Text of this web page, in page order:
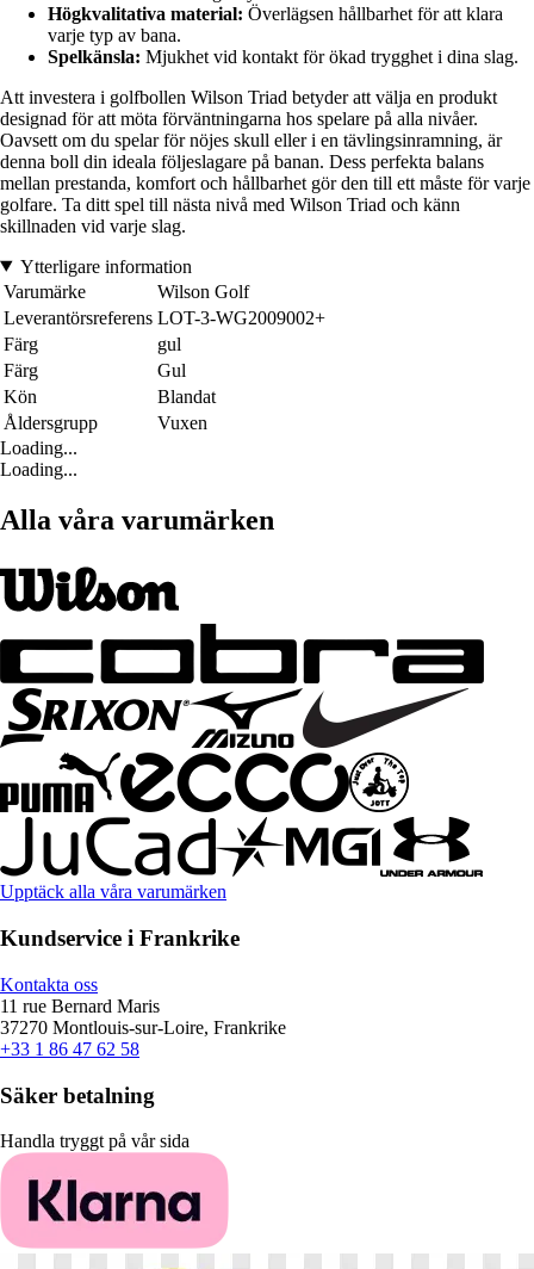
Högkvalitativa material: Överlägsen hållbarhet för att klara
varje typ av bana.
Spelkänsla: Mjukhet vid kontakt för ökad trygghet i dina slag.
Att investera i golfbollen Wilson Triad betyder att välja en produkt
designad för att möta förväntningarna hos spelare på alla nivåer.
Oavsett om du spelar för nöjes skull eller i en tävlingsinramning, är
denna boll din ideala följeslagare på banan. Dess perfekta balans
mellan prestanda, komfort och hållbarhet gör den till ett måste för varje
golfare. Ta ditt spel till nästa nivå med Wilson Triad och känn
skillnaden vid varje slag.
Ytterligare information
Varumärke
Wilson Golf
Leverantörsreferens LOT-3-WG2009002+
Färg
gul
Färg
Gul
Kön
Blandat
Åldersgrupp
Vuxen
Loading...
Loading...
Alla våra varumärken
Upptäck alla våra varumärken
Kundservice i Frankrike
Kontakta oss
11 rue Bernard Maris
37270 Montlouis-sur-Loire, Frankrike
+33 1 86 47 62 58
Säker betalning
Handla tryggt på vår sida